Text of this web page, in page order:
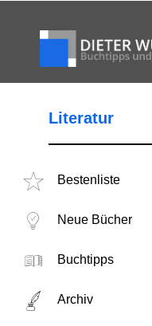
Literatur
Bestenliste
Neue Bücher
Buchtipps
Archiv